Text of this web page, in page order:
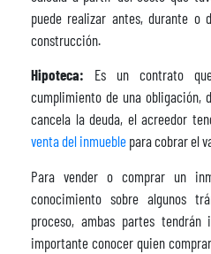
puede realizar antes, durante o
construcción.
Hipoteca: Es un contrato
cumplimiento de una obligación,
cancela la deuda, el acreedor
venta del inmueble para cobrar el
Para vender o comprar un
conocimiento sobre algunos
proceso, ambas partes tendrán
importante conocer quien